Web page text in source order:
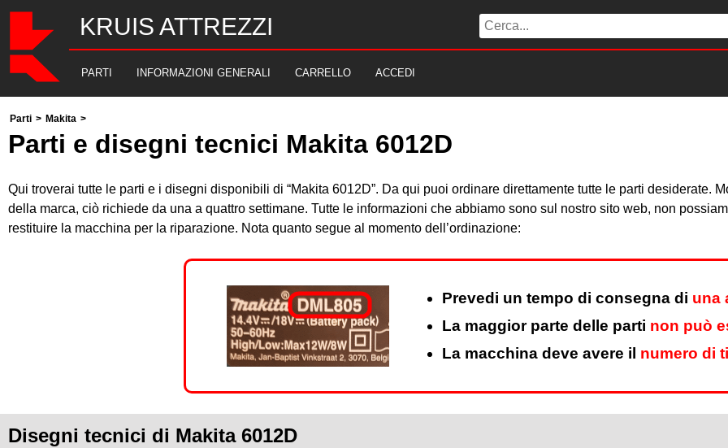
KRUIS ATTREZZI
PARTI INFORMAZIONI GENERALI CARRELLO ACCEDI
Parti > Makita >
Parti e disegni tecnici Makita 6012D
Qui troverai tutte le parti e i disegni disponibili di “Makita 6012D”. Da qui puoi ordinare direttamente tutte le parti desiderate.
della marca, ciò richiede da una a quattro settimane. Tutte le informazioni che abbiamo sono sul nostro sito web, non
restituire la macchina per la riparazione. Nota quanto segue al momento dell’ordinazione:
Prevedi un tempo di consegna di una
La maggior parte delle parti non può
La macchina deve avere il numero di
Disegni tecnici di Makita 6012D